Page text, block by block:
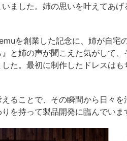
ました。姉の思いを叶えてあ
を創業した記念に、姉が自宅
と姉の声が聞こえた気がして
た。最初に制作したドレスは
ることで、その瞬間から日々
を持って製品開発に臨んでいま